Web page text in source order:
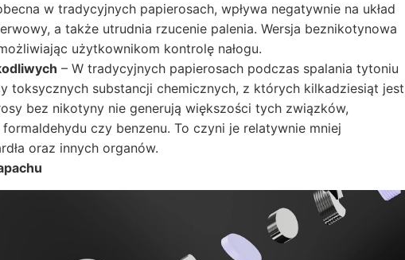
w tradycyjnych papierosach, wpływa negatywnie na układ
a także utrudnia rzucenie palenia. Wersja beznikotynowa
użytkownikom kontrolę nałogu.
– W tradycyjnych papierosach podczas spalania tytoniu
toksycznych substancji chemicznych, z których kilkadziesiąt jest
bez nikotyny nie generują większości tych związków,
czy benzenu. To czyni je relatywnie mniej
oraz innych organów.